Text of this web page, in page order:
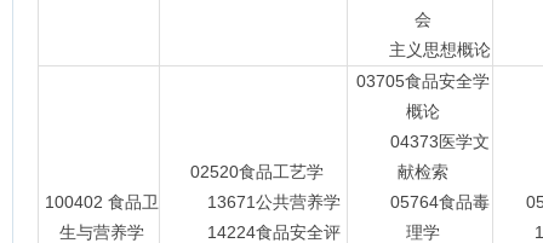
会
主义思想概论
100402 食品卫
生与营养学
02520食品工艺学
13671公共营养学
14224食品安全评
03705食品安全学
概论
04373医学文
献检索
05764食品毒
理学